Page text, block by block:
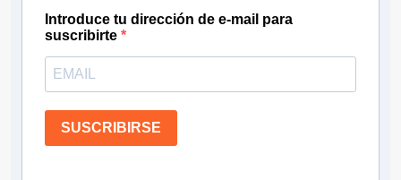
Introduce tu dirección de e-mail para
suscribirte
SUSCRIBIRSE